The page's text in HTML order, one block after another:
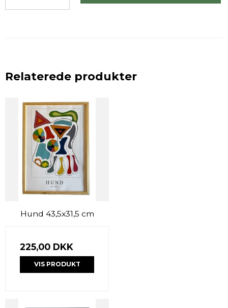
Relaterede produkter
Hund 43,5x31,5 cm
225,00 DKK
VIS PRODUKT